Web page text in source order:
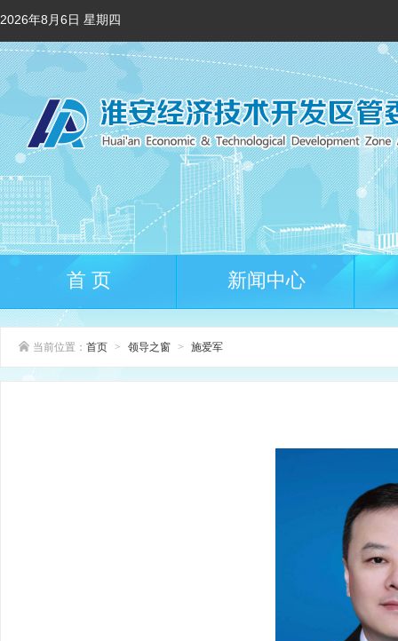
2026年8月6日 星期四
首 页 新闻中心
当前位置： 首页 > 领导之窗 > 施爱军